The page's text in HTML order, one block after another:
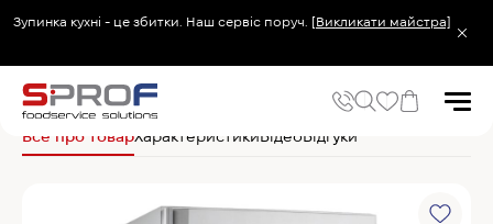
Зупинка кухні - це збитки. Наш сервіс поруч. [Викликати майстра]
Головна Холодильне та Морозильне обладнанняШафи шокової
Все про товарХарактеристикиВідеоВідгуки